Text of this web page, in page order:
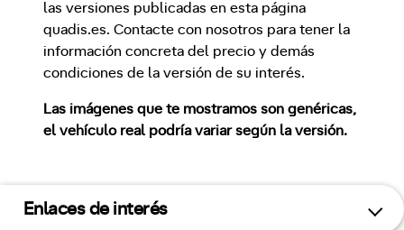
las versiones publicadas en esta página
quadis.es. Contacte con nosotros para tener la
información concreta del precio y demás
condiciones de la versión de su interés.
Las imágenes que te mostramos son genéricas,
el vehículo real podría variar según la versión.
Enlaces de interés